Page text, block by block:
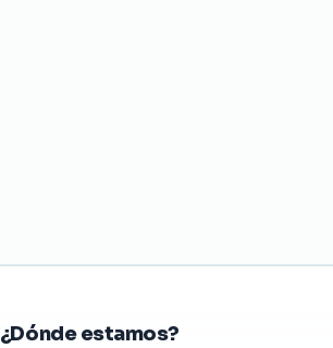
¿Dónde estamos?